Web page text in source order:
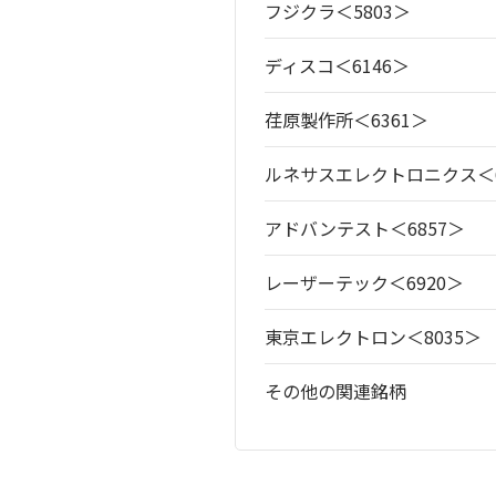
フジクラ＜5803＞
ディスコ＜6146＞
荏原製作所＜6361＞
ルネサスエレクトロニクス
アドバンテスト＜6857＞
レーザーテック＜6920＞
東京エレクトロン＜8035＞
その他の関連銘柄